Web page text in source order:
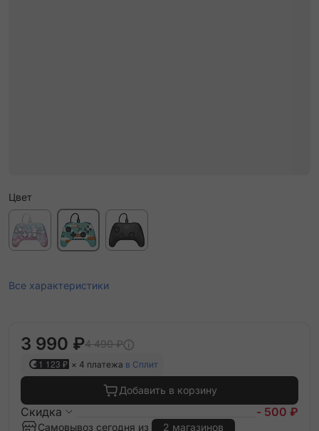
Цвет
Все характеристики
3 990 ₽4 490 ₽
1 123 ₽ × 4 платежа в Сплит
Добавить в корзину
Скидка - 500 ₽
Самовывоз сегодня из
2 магазинов